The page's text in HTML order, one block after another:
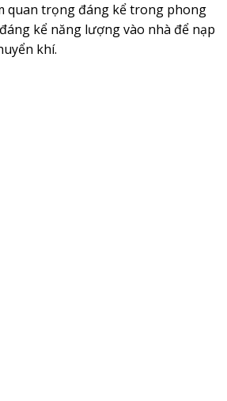
quan trọng đáng kể trong phong
kể năng lượng vào nhà để nạp
khí.